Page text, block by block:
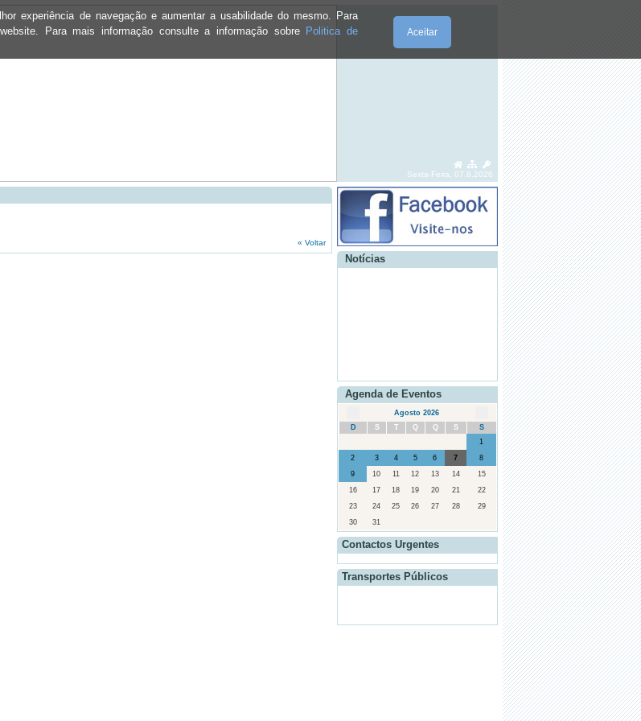
experiência de navegação e aumentar a usabilidade do mesmo. Para
Para mais informação consulte a informação sobre
Politica de
Aceitar
Sexta-Feira, 07.8.2026
« Voltar
Notícias
·RECRUTAMENTO PARA A GUARDA
NACIONAL REPUBLICANA
·CURSO PROFISSSIONAL DE
BOMBEIRO
·O Jogo do Cântaro
Agenda de Eventos
Agosto 2026
D
S T Q Q S
S
1
2
3 4 5 6 7
8
9
10 11 12 13 14
15
16
17 18 19 20 21
22
23
24 25 26 27 28
29
30
31
Contactos Urgentes
Transportes Públicos